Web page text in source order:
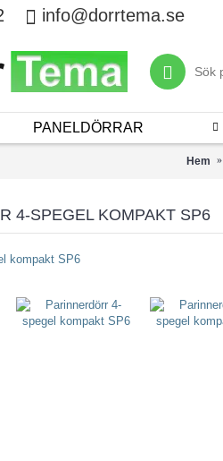
info@dorrtema.se
PANELDÖRRAR
Hem
4-SPEGEL KOMPAKT SP6